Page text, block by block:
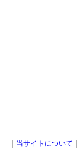
｜ 当サイトについて ｜